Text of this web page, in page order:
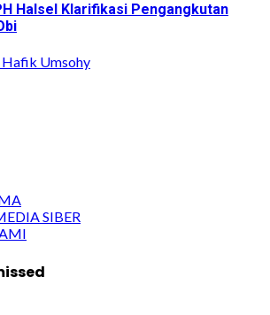
Halsel Klarifikasi Pengangkutan
Umsohy
SIBER